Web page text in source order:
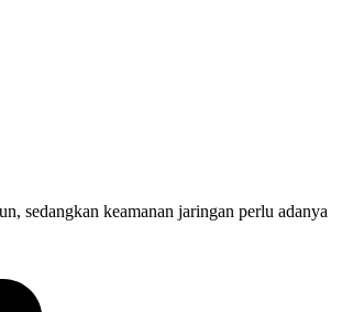
sedangkan keamanan jaringan perlu adanya